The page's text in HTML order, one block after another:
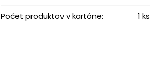
Počet produktov v kartóne: 1 ks